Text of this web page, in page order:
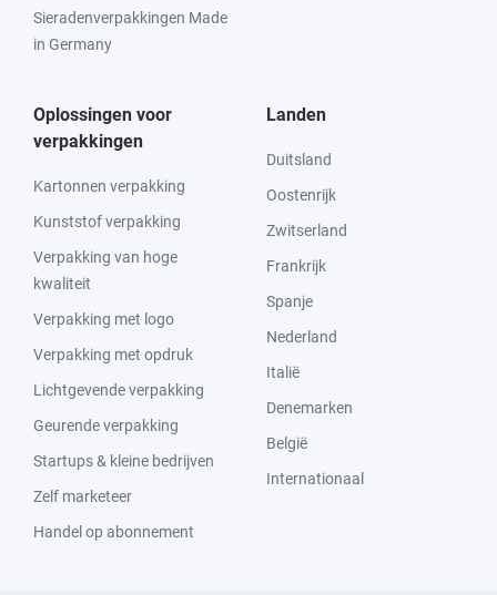
Sieradenverpakkingen Made
in Germany
Oplossingen voor
verpakkingen
Kartonnen verpakking
Kunststof verpakking
Verpakking van hoge
kwaliteit
Verpakking met logo
Verpakking met opdruk
Lichtgevende verpakking
Geurende verpakking
Startups & kleine bedrijven
Zelf marketeer
Handel op abonnement
Landen
Duitsland
Oostenrijk
Zwitserland
Frankrijk
Spanje
Nederland
Italië
Denemarken
België
Internationaal